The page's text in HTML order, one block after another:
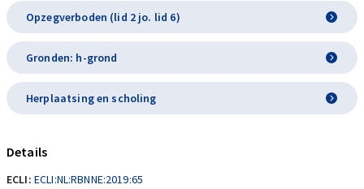
Opzegverboden (lid 2 jo. lid 6)
Gronden: h-grond
Herplaatsing en scholing
Details
ECLI: ECLI:NL:RBNNE:2019:65